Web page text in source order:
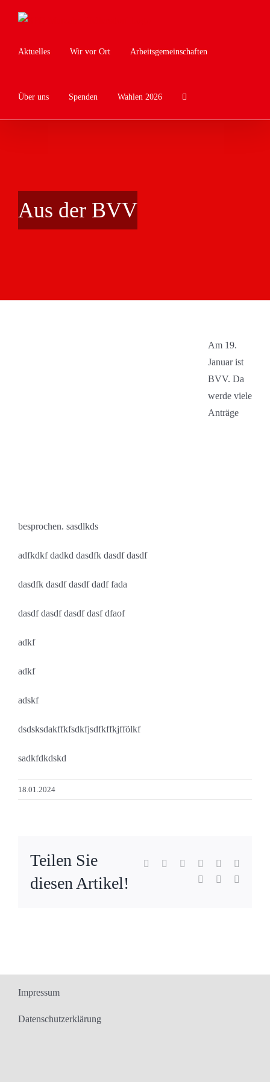
Inhalt
Aktuelles Wir vor Ort Arbeitsgemeinschaften
Über uns Spenden Wahlen 2026
Aus der BVV
Am 19.
Januar ist
BVV. Da
werde viele
Anträge
besprochen. sasdlkds
adfkdkf dadkd dasdfk dasdf dasdf
dasdfk dasdf dasdf dadf fada
dasdf dasdf dasdf dasf dfaof
adkf
adkf
adskf
dsdsksdakffkfsdkfjsdfkffkjffölkf
sadkfdkdskd
18.01.2024
Teilen Sie
diesen Artikel!
Facebook Reddit LinkedInWhatsApp
Pinterest
Impressum
Datenschutzerklärung